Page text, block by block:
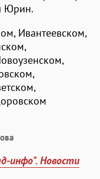
Юрин.
Ивантеевском,
инфо". Новости